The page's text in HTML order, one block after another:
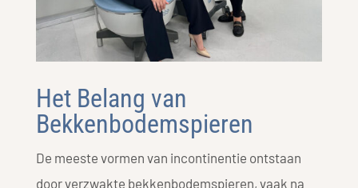
Het Belang van
Bekkenbodemspieren
De meeste vormen van incontinentie ontstaan
door verzwakte bekkenbodemspieren, vaak na